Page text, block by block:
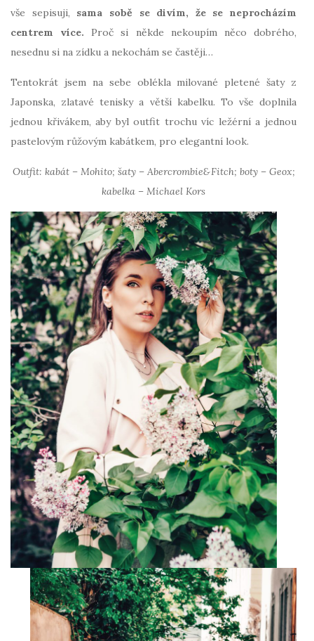
vše sepisuji, sama sobě se divím, že se neprocházím
centrem více. Proč si někde nekoupím něco dobrého,
nesednu si na zídku a nekochám se častěji…
Tentokrát jsem na sebe oblékla milované pletené šaty z
Japonska, zlatavé tenisky a větší kabelku. To vše doplnila
jednou křivákem, aby byl outfit trochu víc ležérní a jednou
pastelovým růžovým kabátkem, pro elegantní look.
Outfit: kabát – Mohito; šaty – Abercrombie&Fitch; boty – Geox;
kabelka – Michael Kors